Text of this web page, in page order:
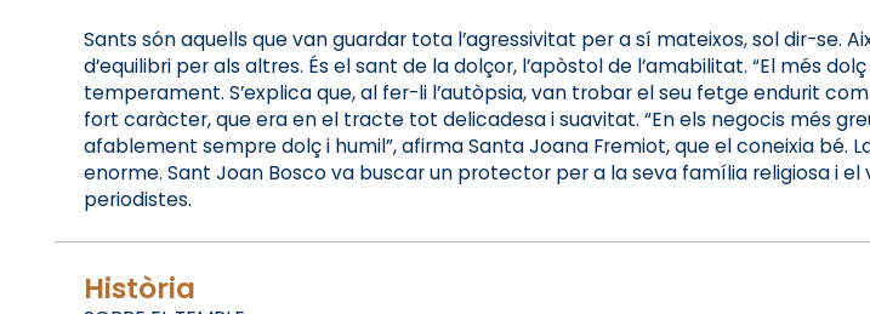
Sants són aquells que van guardar tota l’agressivitat per a sí mateixos, sol dir-se.
d’equilibri per als altres. És el sant de la dolçor, l’apòstol de l’amabilitat. “El més
temperament. S’explica que, al fer-li l’autòpsia, van trobar el seu fetge endurit
fort caràcter, que era en el tracte tot delicadesa i suavitat. “En els negocis més
afablement sempre dolç i humil”, afirma Santa Joana Fremiot, que el coneixia bé.
enorme. Sant Joan Bosco va buscar un protector per a la seva família religiosa i
periodistes.
Història